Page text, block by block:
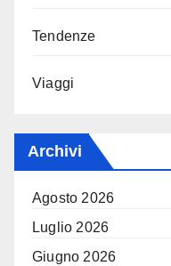
Tendenze
Viaggi
Archivi
Agosto 2026
Luglio 2026
Giugno 2026